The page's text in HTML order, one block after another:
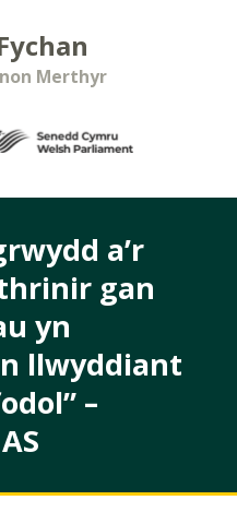
Merthyr
a’r
gan
yn
llwyddiant
–